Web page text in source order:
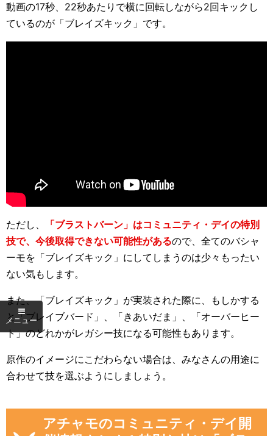
動画の17秒、22秒あたりで横に回転しながら2回キックし
ているのが「ブレイズキック」です。
ただし、
「ブラストバーン」はコミュニティ・デイの特別
技で、今後取得できない可能性があるので、全てのバシャ
ーモを「ブレイズキック」にしてしまうのは少々もったい
ない気もします。
また、「ブレイズキック」が実装された際に、もしかする
と「ブレイブバード」、「きあいだま」、「オーバーヒー
ト」のどれかがレガシー技になる可能性もあります。
原作のイメージにこだわらない場合は、みなさんの用途に
合わせて技を選ぶようにしましょう。
アチャモのコミュニティ・デイ開